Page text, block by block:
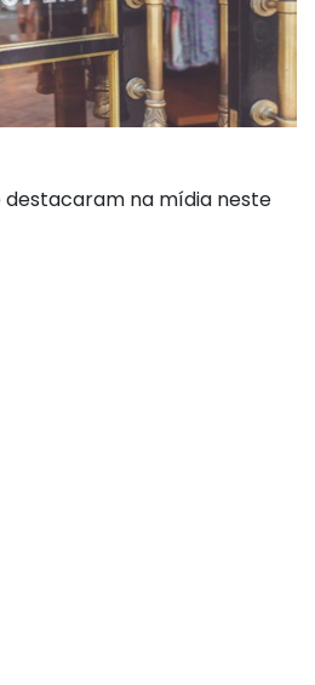
destacaram na mídia neste